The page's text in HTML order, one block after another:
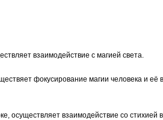
взаимодействие с магией света.
фокусирование магии человека и её
осуществляет взаимодействие со стихией